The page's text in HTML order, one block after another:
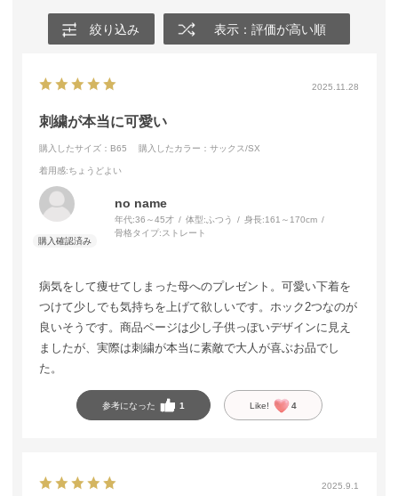
絞り込み 表示：評価が高い順
2025.11.28
刺繍が本当に可愛い
購入したサイズ：B65 購入したカラー：サックス/SX
着用感:ちょうどよい
no name
年代:36～45才 体型: ふつう 身長:161～170cm
骨格タイプ: ストレート
病気をして痩せてしまった母へのプレゼント。可愛い下着を
つけて少しでも気持ちを上げて欲しいです。ホック2つなのが
良いそうです。商品ページは少し子供っぽいデザインに見え
ましたが、実際は刺繍が本当に素敵で大人が喜ぶお品でし
た。
参考になった 1 Like! 4
2025.9.1